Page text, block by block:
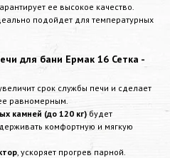
ее высокое качество.
подойдет для температурных
для бани Ермак 16 Сетка -
срок службы печи и сделает
равномерным.
камней (до 120 кг) будет
комфортную и мягкую
, ускоряет прогрев парной.